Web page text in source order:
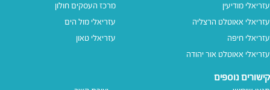
עזריאלי מודיעין
עזריאלי אאוטלט הרצליה
עזריאלי חיפה
עזריאלי אאוטלט אור יהודה
מרכז העסקים חולון
עזריאלי מול הים
עזריאלי טאון
קישורים נוספים